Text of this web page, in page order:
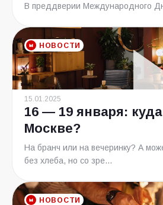
В преддверии Международного
НОВОСТИ
15.01.2025
16 — 19 января:
Москве?
На бранч или на вечеринку? А
без хлеба, но со зре...
НОВОСТИ